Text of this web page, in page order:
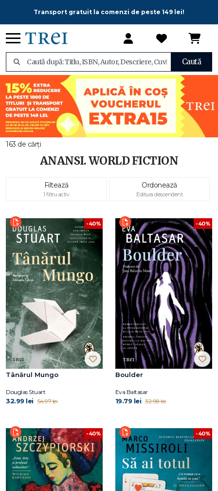
Transport gratuit la comenzi de peste 149 lei!
Caută
163 de cărți
ANANSI. WORLD FICTION
Filtează
1 filtru activ
Ordonează
Editura descendent
-40%
Tânărul Mungo
Douglas Stuart
32.99 lei 54.97 lei
-40%
Boulder
Eva Baltasar
19.79 lei 32.98 lei
-40% -40%